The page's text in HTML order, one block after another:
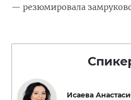
— резюмировала
Исаева